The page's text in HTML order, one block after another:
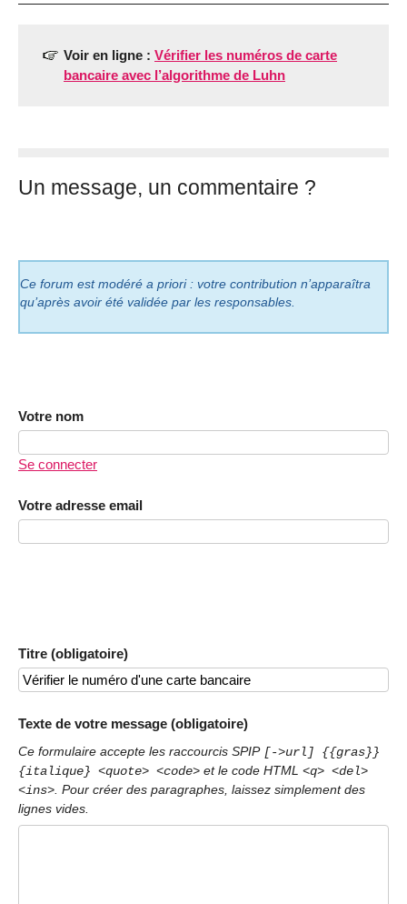
Voir en ligne : Vérifier les numéros de carte
bancaire avec l’algorithme de Luhn
Un message, un commentaire ?
Ce forum est modéré a priori : votre contribution n’apparaîtra
qu’après avoir été validée par les responsables.
Votre nom
Se connecter
Votre adresse email
Titre (obligatoire)
Texte de votre message (obligatoire)
Ce formulaire accepte les raccourcis SPIP [->url] {{gras}}
{italique} <quote> <code> et le code HTML <q> <del>
<ins>. Pour créer des paragraphes, laissez simplement des
lignes vides.